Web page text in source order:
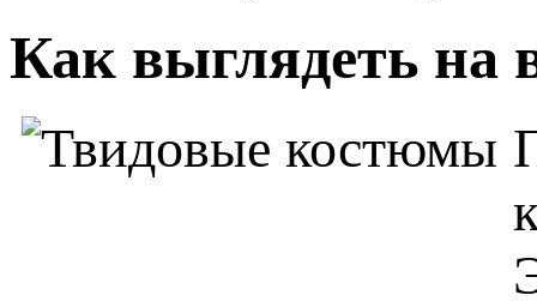
Как выглядеть на